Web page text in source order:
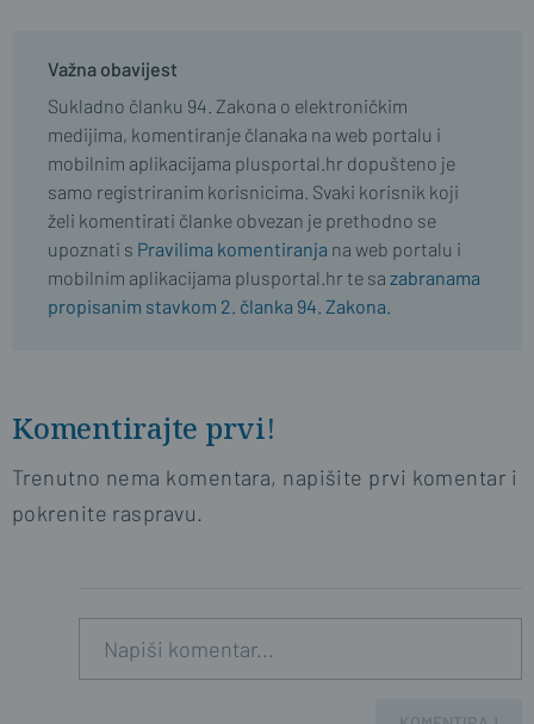
Važna obavijest
Sukladno članku 94. Zakona o elektroničkim
medijima, komentiranje članaka na web portalu i
mobilnim aplikacijama plusportal.hr dopušteno je
samo registriranim korisnicima. Svaki korisnik koji
želi komentirati članke obvezan je prethodno se
upoznati s Pravilima komentiranja na web portalu i
mobilnim aplikacijama plusportal.hr te sa zabranama
propisanim stavkom 2. članka 94. Zakona.
Komentirajte prvi!
Trenutno nema komentara, napišite prvi komentar i
pokrenite raspravu.